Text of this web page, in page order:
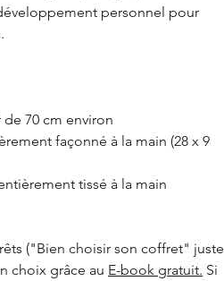
personnel pour
70 cm environ
façonné à la main (28 x 9
tissé à la main
("Bien choisir son coffret" juste
choix grâce au E-book gratuit. Si